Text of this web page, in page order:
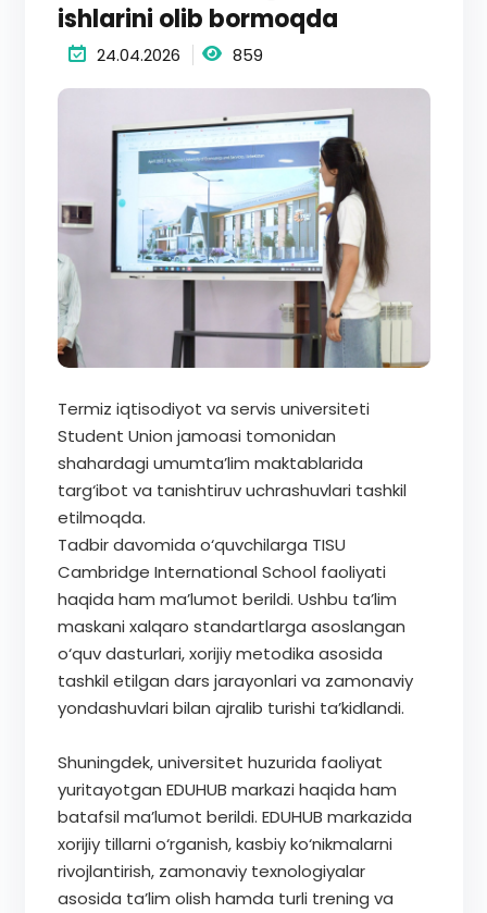
ishlarini olib bormoqda
24.04.2026 859
Termiz iqtisodiyot va servis universiteti
Student Union jamoasi tomonidan
shahardagi umumta’lim maktablarida
targ‘ibot va tanishtiruv uchrashuvlari tashkil
etilmoqda.
Tadbir davomida o‘quvchilarga TISU
Cambridge International School faoliyati
haqida ham ma’lumot berildi. Ushbu ta’lim
maskani xalqaro standartlarga asoslangan
o‘quv dasturlari, xorijiy metodika asosida
tashkil etilgan dars jarayonlari va zamonaviy
yondashuvlari bilan ajralib turishi ta’kidlandi.
Shuningdek, universitet huzurida faoliyat
yuritayotgan EDUHUB markazi haqida ham
batafsil ma’lumot berildi. EDUHUB markazida
xorijiy tillarni o‘rganish, kasbiy ko‘nikmalarni
rivojlantirish, zamonaviy texnologiyalar
asosida ta’lim olish hamda turli trening va